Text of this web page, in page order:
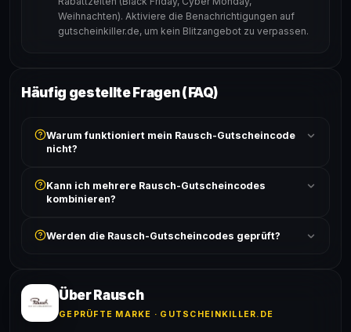
Weihnachten). Aktiviere die Benachrichtigungen auf
gutscheinkiller.de, um kein Blitzangebot zu verpassen.
Häufig gestellte Fragen (FAQ)
Warum funktioniert mein Rausch-Gutscheincode
nicht?
ist und ob der Code nicht für bereits reduzierte Artikel
gilt. Alle Bedingungen findest du unter „Details".
Kann ich mehrere Rausch-Gutscheincodes
kombinieren?
akzeptiert. Die Kombination mehrerer Codes ist meist
Werden die Rausch-Gutscheincodes geprüft?
Erfolgsquote wird bei jedem Angebot angezeigt.
Über Rausch
GEPRÜFTE MARKE · GUTSCHEINKILLER.DE